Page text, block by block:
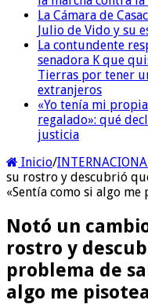
La Cámara de
Julio de Vido y su
La contundente
senadora K que
Tierras por tener
extranjeros
«Yo tenía mi
regalado»: qué
justicia
Inicio/
su rostro y descubrió
«Sentía como si algo me
Notó un
rostro y
problema de
algo me